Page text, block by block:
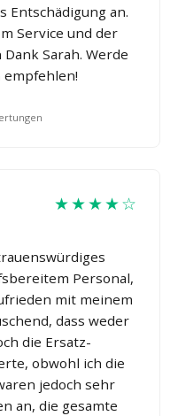
Entschädigung an.
Service und der
Sarah. Werde
★★★★☆
Personal,
mit meinem
dass weder
die Ersatz-
obwohl ich die
jedoch sehr
an, die gesamte